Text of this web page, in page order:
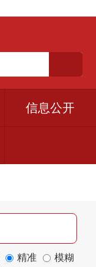
信息公开
精准
模糊